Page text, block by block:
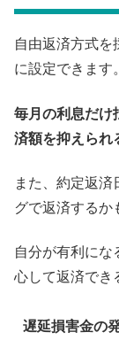
自由返済方式を
に設定できます。
毎月の利息だけ
済額を抑えられ
また、約定返
グで返済するか
自分が有利にな
心して返済でき
遅延損害金の